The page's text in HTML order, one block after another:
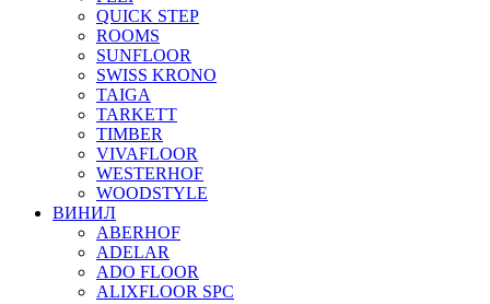
QUICK STEP
ROOMS
SUNFLOOR
SWISS KRONO
TAIGA
TARKETT
TIMBER
VIVAFLOOR
WESTERHOF
WOODSTYLE
ВИНИЛ
ABERHOF
ADELAR
ADO FLOOR
ALIXFLOOR SPC